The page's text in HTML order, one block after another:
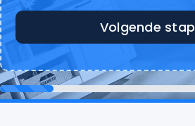
Volgende stap